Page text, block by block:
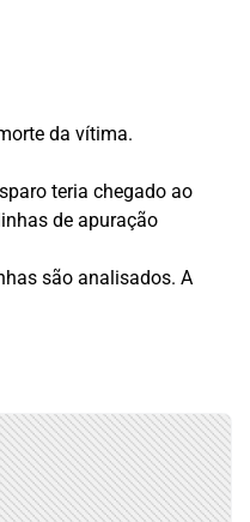
da vítima.
teria chegado ao
de apuração
são analisados. A